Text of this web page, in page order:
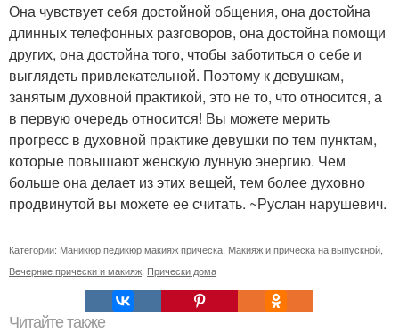
Она чувствует себя достойной общения, она достойна
длинных телефонных разговоров, она достойна помощи
других, она достойна того, чтобы заботиться о себе и
выглядеть привлекательной. Поэтому к девушкам,
занятым духовной практикой, это не то, что относится, а
в первую очередь относится! Вы можете мерить
прогресс в духовной практике девушки по тем пунктам,
которые повышают женскую лунную энергию. Чем
больше она делает из этих вещей, тем более духовно
продвинутой вы можете ее считать. ~Руслан нарушевич.
Категории: Маникюр педикюр макияж прическа Макияж и прическа на выпускной
Вечерние прически и макияж Прически дома
Читайте также